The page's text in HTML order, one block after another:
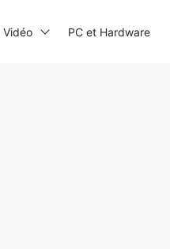
PC et Hardware